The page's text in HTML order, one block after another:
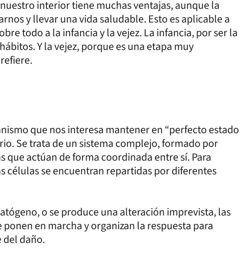
interior tiene muchas ventajas, aunque la
y llevar una vida saludable. Esto es aplicable a
todo a la infancia y la vejez. La infancia, por ser la
Y la vejez, porque es una etapa muy
que nos interesa mantener en “perfecto estado
Se trata de un sistema complejo, formado por
que actúan de forma coordinada entre sí. Para
células se encuentran repartidas por diferentes
o se produce una alteración imprevista, las
en marcha y organizan la respuesta para
del daño.